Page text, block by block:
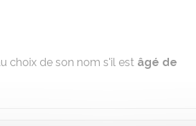
choix de son nom s'il est âgé de